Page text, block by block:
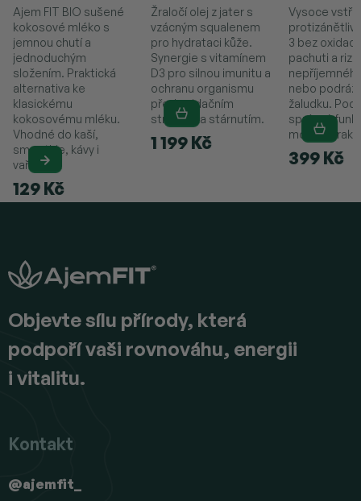
129 Kč
Ajem FIT BIO sušené
kokosové mléko s
jemnou chutí a
jednoduchým
složením. Praktická
alternativa ke
klasickému
kokosovému mléku.
Vhodné do kaší,
smoothie, kávy i
vaření.
1 199 Kč
Žraločí olej z jater s
vzácným squalenem
pro hydrataci kůže.
Synergie s vitamínem
D3 pro silnou imunitu a
ochranu organismu
před oxidačním
stresem a stárnutím.
399 Kč
Vysoce
3 bez
pachuti a
nebo
žaludku.
správné
mozku i
a
Objevte sílu přírody, která
podpoří vaši rovnováhu, energii
i vitalitu.
Kontakt
@ajemfit_